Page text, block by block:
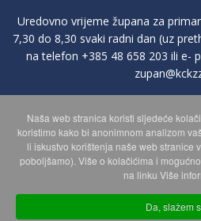
Uredovno vrijeme župana za
7,30 do 8,30 svaki radni dan (uz
na telefon +385 48 658 203 ili e-
POLITIKA ZAŠTITE
MAPA
Naša web stranica koristi sljedeće
koristimo kako bi anonimnom analizom
li iskustvo korištenja naše web stranice
poboljšamo). Više o kolačićima i
na linku Više
Da, slažem